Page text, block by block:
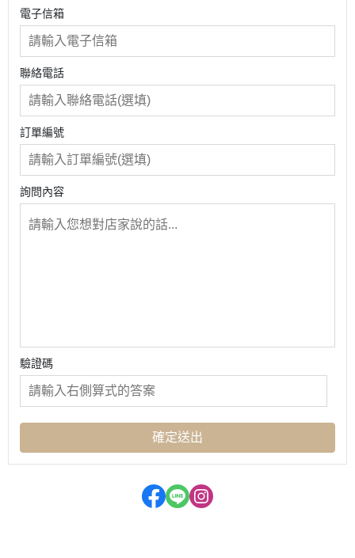
電子信箱
聯絡電話
訂單編號
詢問內容
驗證碼
確定送出